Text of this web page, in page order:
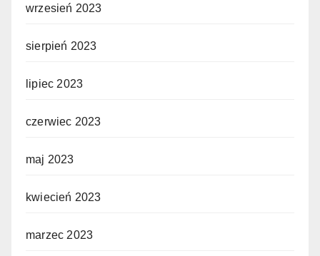
wrzesień 2023
sierpień 2023
lipiec 2023
czerwiec 2023
maj 2023
kwiecień 2023
marzec 2023